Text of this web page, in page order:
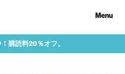
Menu
購読料20％オフ。